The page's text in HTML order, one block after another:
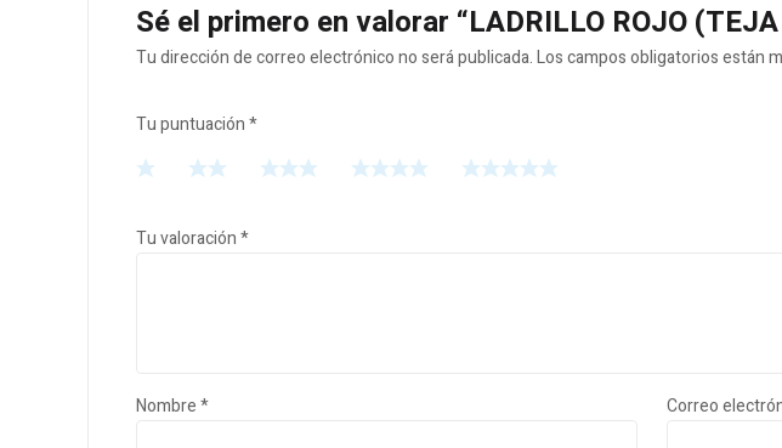
Sé el primero en valorar “LADRILLO ROJO
Tu dirección de correo electrónico no será publicada.Los campos obligatorios están
Tu puntuación*
Tu valoración*
Nombre* Correo